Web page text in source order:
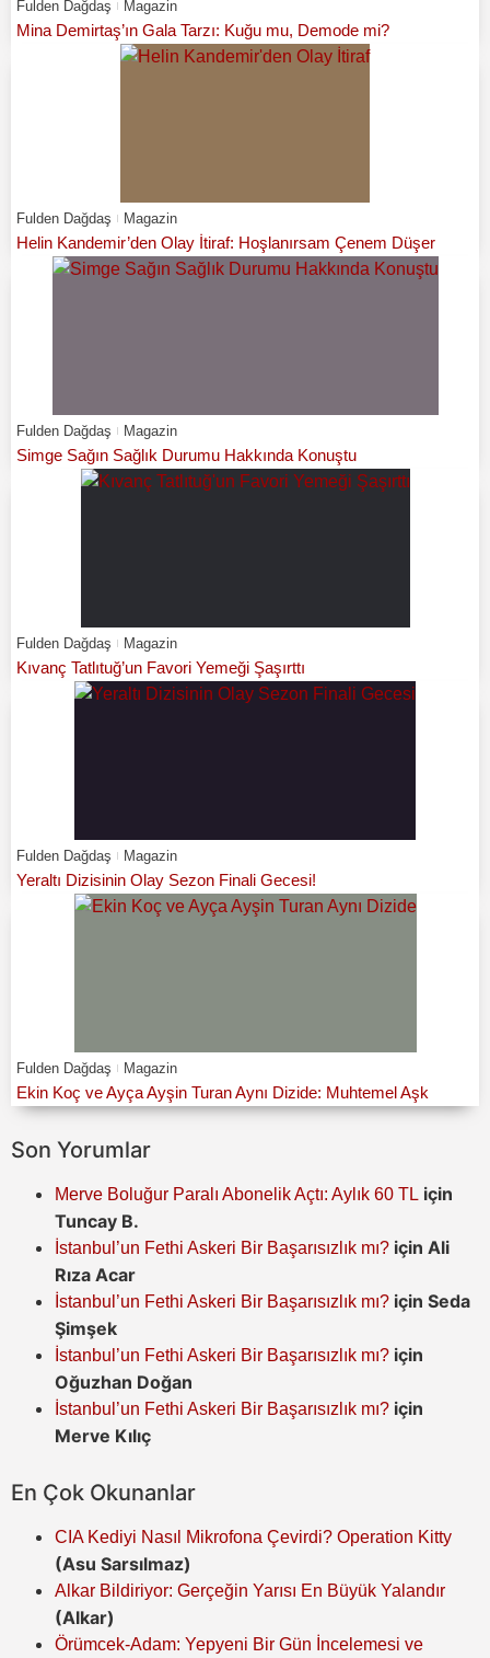
Fulden Dağdaş Magazin
Mina Demirtaş’ın Gala Tarzı: Kuğu mu, Demode mi?
Fulden Dağdaş Magazin
Helin Kandemir’den Olay İtiraf: Hoşlanırsam Çenem Düşer
Fulden Dağdaş Magazin
Simge Sağın Sağlık Durumu Hakkında Konuştu
Fulden Dağdaş Magazin
Kıvanç Tatlıtuğ’un Favori Yemeği Şaşırttı
Fulden Dağdaş Magazin
Yeraltı Dizisinin Olay Sezon Finali Gecesi!
Fulden Dağdaş Magazin
Ekin Koç ve Ayça Ayşin Turan Aynı Dizide: Muhtemel Aşk
Son Yorumlar
Merve Boluğur Paralı Abonelik Açtı: Aylık 60 TL için
Tuncay B.
İstanbul’un Fethi Askeri Bir Başarısızlık mı? için Ali
Rıza Acar
İstanbul’un Fethi Askeri Bir Başarısızlık mı? için Seda
Şimşek
İstanbul’un Fethi Askeri Bir Başarısızlık mı? için
Oğuzhan Doğan
İstanbul’un Fethi Askeri Bir Başarısızlık mı? için
Merve Kılıç
En Çok Okunanlar
CIA Kediyi Nasıl Mikrofona Çevirdi? Operation Kitty
(Asu Sarsılmaz)
Alkar Bildiriyor: Gerçeğin Yarısı En Büyük Yalandır
(Alkar)
Örümcek-Adam: Yepyeni Bir Gün İncelemesi ve